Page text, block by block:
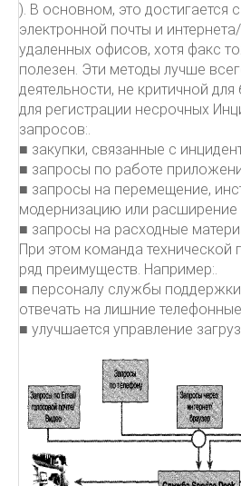
). В основном, это достигается
электронной почты и
удаленных офисов, хотя факс
полезен. Эти методы лучше
деятельности, не критичной
для регистрации несрочных
запросов:.
■ закупки, связанные с
■ запросы по работе
■ запросы на перемещение,
модернизацию или расширение
■ запросы на расходные
При этом команда технической
ряд преимуществ. Например:.
■ персоналу службы поддержки
отвечать на лишние
■ улучшается управление